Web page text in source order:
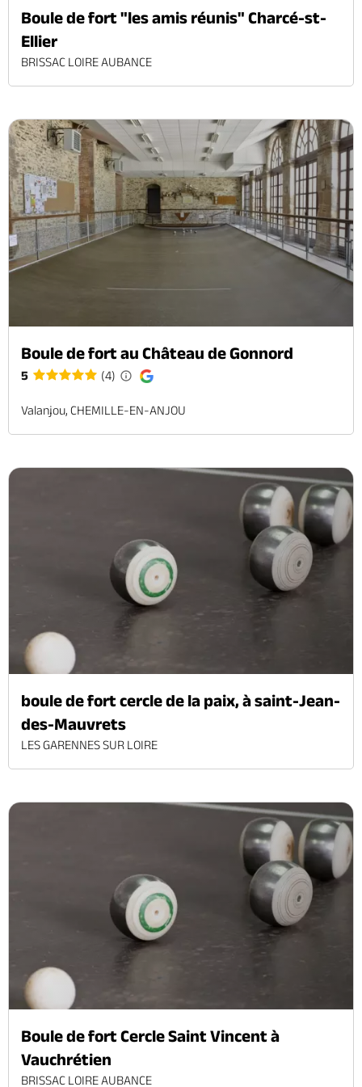
Boule de fort "les amis réunis" Charcé-st-
Ellier
BRISSAC LOIRE AUBANCE
Boule de fort au Château de Gonnord
5 (4)
Valanjou, CHEMILLE-EN-ANJOU
boule de fort cercle de la paix, à saint-Jean-
des-Mauvrets
LES GARENNES SUR LOIRE
Boule de fort Cercle Saint Vincent à
Vauchrétien
BRISSAC LOIRE AUBANCE